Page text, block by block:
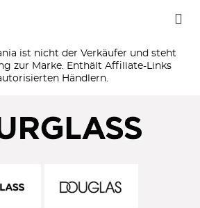
ist nicht der Verkäufer und steht
zur Marke. Enthält Affiliate-Links
Händlern.